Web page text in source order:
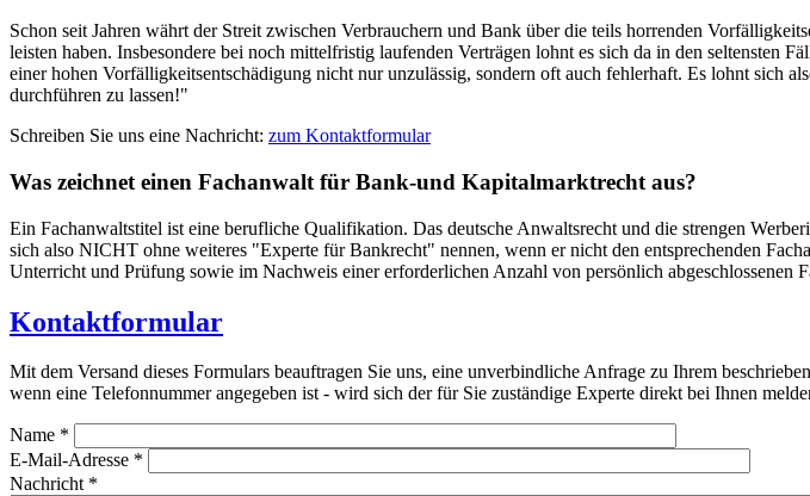
Schon seit Jahren währt der Streit zwischen Verbrauchern und Bank über die teils horrenden
leisten haben. Insbesondere bei noch mittelfristig laufenden Verträgen lohnt es sich da in den
einer hohen Vorfälligkeitsentschädigung nicht nur unzulässig, sondern oft auch fehlerhaft. Es lohnt sich
durchführen zu lassen!"
Schreiben Sie uns eine Nachricht: zum Kontaktformular
Was zeichnet einen Fachanwalt für Bank-und Kapitalmarktrecht aus?
Ein Fachanwaltstitel ist eine berufliche Qualifikation. Das deutsche Anwaltsrecht und die strengen
sich also NICHT ohne weiteres "Experte für Bankrecht" nennen, wenn er nicht den entsprechenden
Unterricht und Prüfung sowie im Nachweis einer erforderlichen Anzahl von persönlich abgeschlossenen
Kontaktformular
Mit dem Versand dieses Formulars beauftragen Sie uns, eine unverbindliche Anfrage zu Ihrem
wenn eine Telefonnummer angegeben ist - wird sich der für Sie zuständige Experte direkt bei Ihnen
Name *
E-Mail-Adresse *
Nachricht *